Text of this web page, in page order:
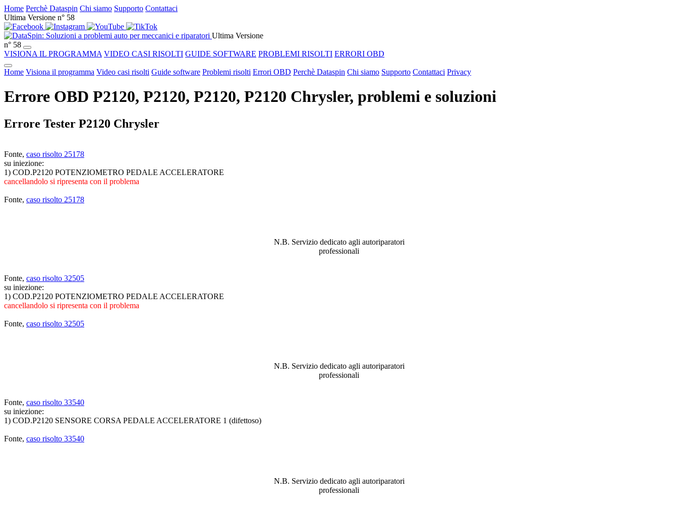
Home Perchè Dataspin Chi siamo Supporto Contattaci
Ultima Versione n° 58
Ultima Versione
n° 58
VISIONA IL PROGRAMMA VIDEO CASI RISOLTI GUIDE SOFTWARE PROBLEMI RISOLTI ERRORI OBD
Home Visiona il programma Video casi risolti Guide software Problemi risolti Errori OBD Perchè Dataspin Chi siamo Supporto Contattaci Privacy
Errore OBD P2120, P2120, P2120, P2120 Chrysler, problemi e soluzioni
Errore Tester P2120 Chrysler
Fonte, caso risolto 25178
su iniezione:
1) COD.P2120 POTENZIOMETRO PEDALE ACCELERATORE
cancellandolo si ripresenta con il problema
Fonte, caso risolto 25178
N.B. Servizio dedicato agli autoriparatori
professionali
Fonte, caso risolto 32505
su iniezione:
1) COD.P2120 POTENZIOMETRO PEDALE ACCELERATORE
cancellandolo si ripresenta con il problema
Fonte, caso risolto 32505
N.B. Servizio dedicato agli autoriparatori
professionali
Fonte, caso risolto 33540
su iniezione:
1) COD.P2120 SENSORE CORSA PEDALE ACCELERATORE 1 (difettoso)
Fonte, caso risolto 33540
N.B. Servizio dedicato agli autoriparatori
professionali